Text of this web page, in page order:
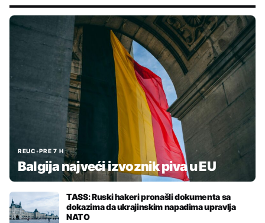
REUC•PRE 7 H
Balgija najveći izvoznik piva u EU
TASS: Ruski hakeri pronašli dokumenta sa
dokazima da ukrajinskim napadima upravlja
NATO